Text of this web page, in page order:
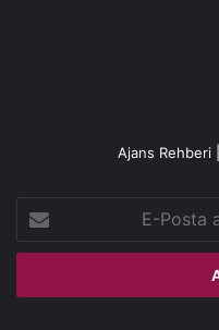
Ajans Rehberi
Posta
adresinizi